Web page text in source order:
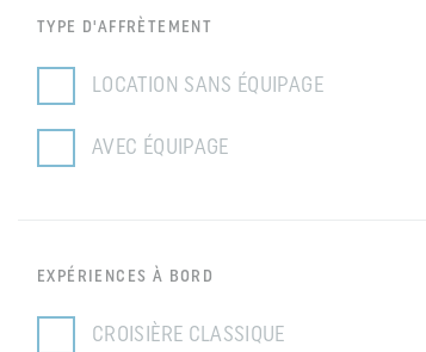
TYPE D'AFFRÈTEMENT
LOCATION SANS ÉQUIPAGE
AVEC ÉQUIPAGE
EXPÉRIENCES À BORD
CROISIÈRE CLASSIQUE